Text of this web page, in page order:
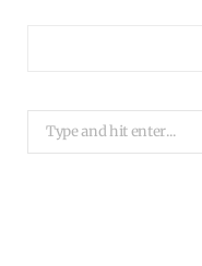
Search
for: